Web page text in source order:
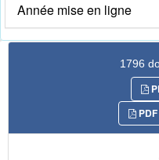
Année mise en ligne
1796